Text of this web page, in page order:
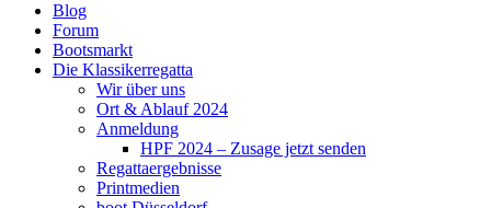
Blog
Forum
Bootsmarkt
Die Klassikerregatta
Wir über uns
Ort & Ablauf 2024
Anmeldung
HPF 2024 – Zusage jetzt senden
Regattaergebnisse
Printmedien